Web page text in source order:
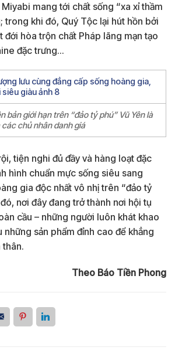
mang tới chất sống “xa xỉ thầm
trong khi đó, Quý Tộc lại hút hồn bởi
đới hòa trộn chất Pháp lãng mạn tạo
đặc trưng…
bản giới hạn trên “đảo tỷ phú” Vũ Yên là
chủ nhân danh giá
tiện nghi đủ đầy và hàng loạt đặc
hình chuẩn mực sống siêu sang
gia độc nhất vô nhị trên “đảo tỷ
nơi đây đang trở thành nơi hội tụ
cầu – những người luôn khát khao
những sản phẩm đỉnh cao để khẳng
thân.
Theo Báo Tiền Phong